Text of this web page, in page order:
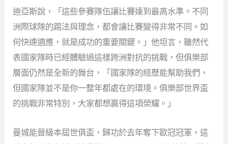
是多年來在主帥瓜迪奧拉（Pep Guardiola）執教下穩定
發揮的成果。作為本屆僅有的兩支英格蘭代表隊之一，
曼城已經付出巨大的努力才能走到這一步。
迪亞斯指出「在頂尖的賽場上，世界上有許多優秀的球
員，但能長期保持在頂尖層級的俱樂部，只有極少數。
最重要的，是能持續做到這樣的水準。真正的實力，就